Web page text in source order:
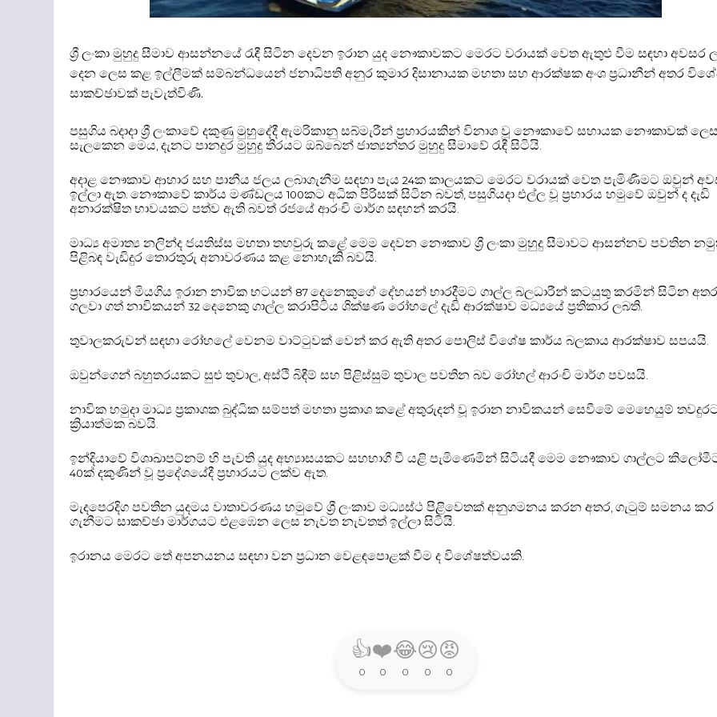
ශ්‍රී ලංකා මුහුදු සීමාව ආසන්නයේ රැඳී සිටින දෙවන ඉරාන යුද නෞකාවකට මෙරට වරායක් වෙත ඇතුළු වීම සඳහා අවසර
දෙන ලෙස කළ ඉල්ලීමක් සම්බන්ධයෙන් ජනාධිපති අනුර කුමාර දිසානායක මහතා සහ ආරක්ෂක අංශ ප්‍රධානීන් අතර
සාකච්ඡාවක් පැවැත්විණි.
පසුගිය බදාදා ශ්‍රී ලංකාවේ දකුණු මුහුදේදී ඇමරිකානු සබ්මැරීන් ප්‍රහාරයකින් විනාශ වූ නෞකාවේ සහායක නෞකාවක්
සැලකෙන මෙය ,දැනට පානදුර මුහුදු තීරයට ඔබ්බෙන් ජාත්‍යන්තර මුහුදු සීමාවේ රැඳී සිටියි
අදාළ නෞකාවආහාර සහ පානීය ජලය ලබාගැනීම සඳහා පැය24ක කාලයකට මෙරට වරායක් වෙත පැමිණීමට ඔවුන්
ඉල්ලා ඇත .නෞකාවේ කාර්ය මණ්ඩලය100කට අධික පිරිසක් සිටින බවත් ,පසුගියදා එල්ල වූ ප්‍රහාරය හමුවේ ඔවුන් ද දැඩි
අනාරක්ෂිත භාවයකට පත්ව ඇති බවත් රජයේ ආරංචි මාර්ග සඳහන් කරයි
මාධ්‍ය අමාත්‍ය නලින්ද ජයතිස්ස මහතා තහවුරු කළේ මෙම දෙවන නෞකාව ශ්‍රී ලංකා මුහුදු සීමාවට ආසන්නව පවතින
පිළිබඳ වැඩිදුර තොරතුරු අනාවරණය කළ නොහැකි බවයි
ප්‍රහාරයෙන් මියගිය ඉරාන නාවික භටයන් 87දෙනෙකුගේ දේහයන් භාරදීමට ගාල්ල බලධාරීන් කටයුතු කරමින් සිටින
ගලවා ගත් නාවිකයන්32දෙනෙකු ගාල්ල කරාපිටිය ශික්ෂණ රෝහලේ දැඩි ආරක්ෂාව මධ්‍යයේ ප්‍රතිකාර ලබති
තුවාලකරුවන් සඳහා රෝහලේ වෙනම වාට්ටුවක් වෙන් කර ඇති අතර පොලිස් විශේෂ කාර්ය බලකාය ආරක්ෂාව සපයයි
ඔවුන්ගෙන් බහුතරයකට සුළු තුවාල ,අස්ථි බිඳීම් සහ පිළිස්සුම් තුවාල පවතින බව රෝහල් ආරංචි මාර්ග පවසයි
නාවික හමුදා මාධ්‍ය ප්‍රකාශක බුද්ධික සම්පත් මහතා ප්‍රකාශ කළේ අතුරුදන් වූ ඉරාන නාවිකයන් සෙවීමේ මෙහෙයුම්
ක්‍රියාත්මක බවයි
ඉන්දියාවේ විශාඛාපට්නම් හි පැවති යුද අභ්‍යාසයකට සහභාගී වී යළි පැමිණෙමින් සිටියදී මෙම නෞකාව ගාල්ලට
40ක් දකුණින් වූ ප්‍රදේශයේදී ප්‍රහාරයට ලක්ව ඇත
මැදපෙරදිග පවතින යුදමය වාතාවරණය හමුවේ ශ්‍රී ලංකාව මධ්‍යස්ථ පිළිවෙතක් අනුගමනය කරන අතර ,ගැටුම් සමනය කර
ගැනීමට සාකච්ඡා මාර්ගයට එළඹෙන ලෙස නැවත නැවතත් ඉල්ලා සිටියි
ඉරානය මෙරට තේ අපනයනය සඳහා වන ප්‍රධාන වෙළඳපොළක් වීම ද විශේෂත්වයකි
👍
0
❤️
0
😂
0
😢
0
😡
0